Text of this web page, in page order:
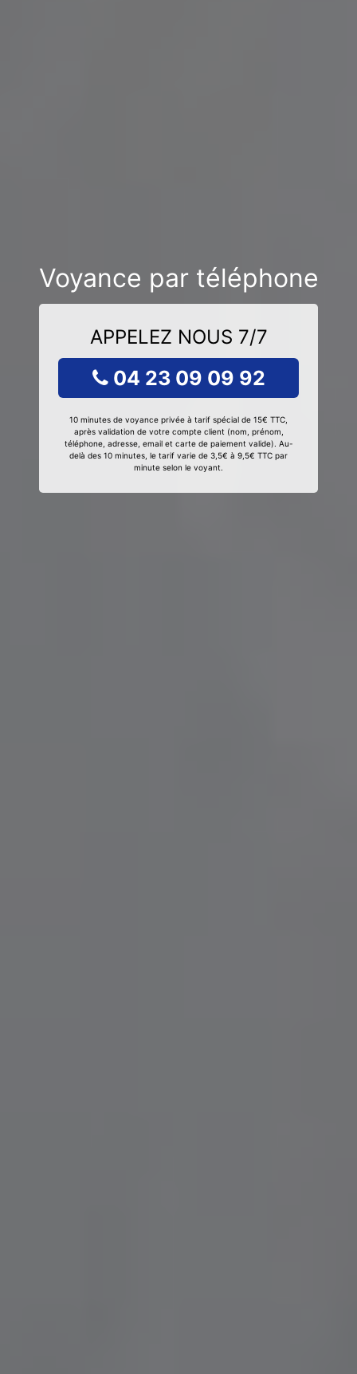
Voyance par téléphone
APPELEZ NOUS 7/7
04 23 09 09 92
10 minutes de voyance privée à tarif spécial de 15€ TTC,
après validation de votre compte client (nom, prénom,
téléphone, adresse, email et carte de paiement valide). Au-
delà des 10 minutes, le tarif varie de 3,5€ à 9,5€ TTC par
minute selon le voyant.